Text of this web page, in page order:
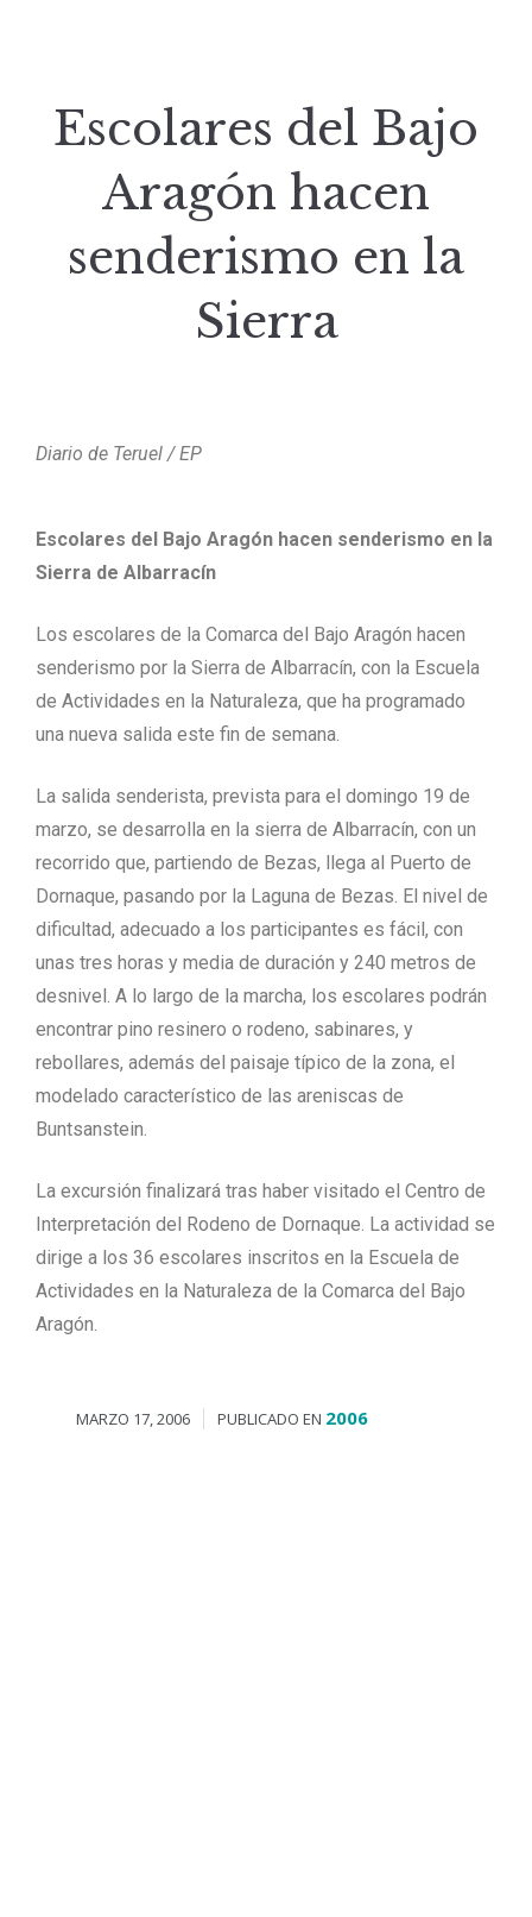
Escolares del Bajo
Aragón hacen
senderismo en la
Sierra
Diario de Teruel / EP
Escolares del Bajo Aragón hacen senderismo en la
Sierra de Albarracín
Los escolares de la Comarca del Bajo Aragón hacen
senderismo por la Sierra de Albarracín, con la Escuela
de Actividades en la Naturaleza, que ha programado
una nueva salida este fin de semana.
La salida senderista, prevista para el domingo 19 de
marzo, se desarrolla en la sierra de Albarracín, con un
recorrido que, partiendo de Bezas, llega al Puerto de
Dornaque, pasando por la Laguna de Bezas. El nivel de
dificultad, adecuado a los participantes es fácil, con
unas tres horas y media de duración y 240 metros de
desnivel. A lo largo de la marcha, los escolares podrán
encontrar pino resinero o rodeno, sabinares, y
rebollares, además del paisaje típico de la zona, el
modelado característico de las areniscas de
Buntsanstein.
La excursión finalizará tras haber visitado el Centro de
Interpretación del Rodeno de Dornaque. La actividad se
dirige a los 36 escolares inscritos en la Escuela de
Actividades en la Naturaleza de la Comarca del Bajo
Aragón.
MARZO 17, 2006 PUBLICADO EN 2006